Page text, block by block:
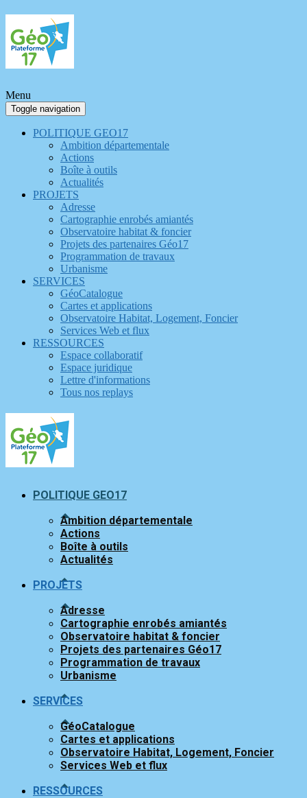
Menu
Toggle navigation
POLITIQUE GEO17
Ambition départementale
Actions
Boîte à outils
Actualités
PROJETS
Adresse
Cartographie enrobés amiantés
Observatoire habitat & foncier
Projets des partenaires Géo17
Programmation de travaux
Urbanisme
SERVICES
GéoCatalogue
Cartes et applications
Observatoire Habitat, Logement, Foncier
Services Web et flux
RESSOURCES
Espace collaboratif
Espace juridique
Lettre d'informations
Tous nos replays
POLITIQUE GEO17
Ambition départementale
Actions
Boîte à outils
Actualités
PROJETS
Adresse
Cartographie enrobés amiantés
Observatoire habitat & foncier
Projets des partenaires Géo17
Programmation de travaux
Urbanisme
SERVICES
GéoCatalogue
Cartes et applications
Observatoire Habitat, Logement, Foncier
Services Web et flux
RESSOURCES